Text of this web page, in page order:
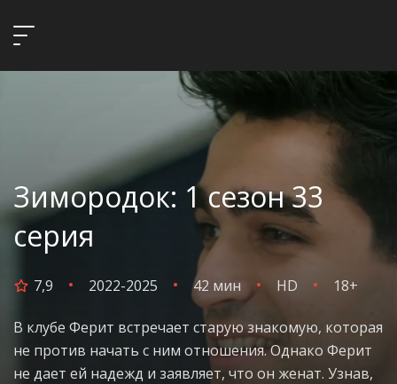
Зимородок: 1 сезон 33
серия
7,9 2022-2025 42 мин HD 18+
В клубе Ферит встречает старую знакомую, которая
не против начать с ним отношения. Однако Ферит
не дает ей надежд и заявляет, что он женат. Узнав,